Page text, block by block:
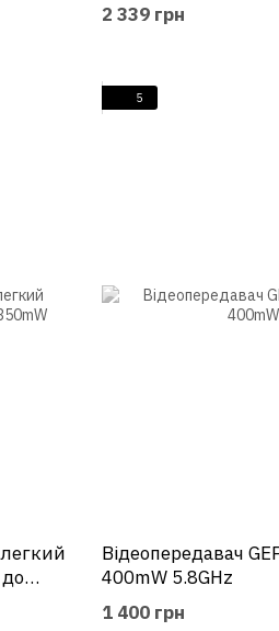
2 339 грн
5
Відеопередавач
400mW 5.8GHz
1 400 грн